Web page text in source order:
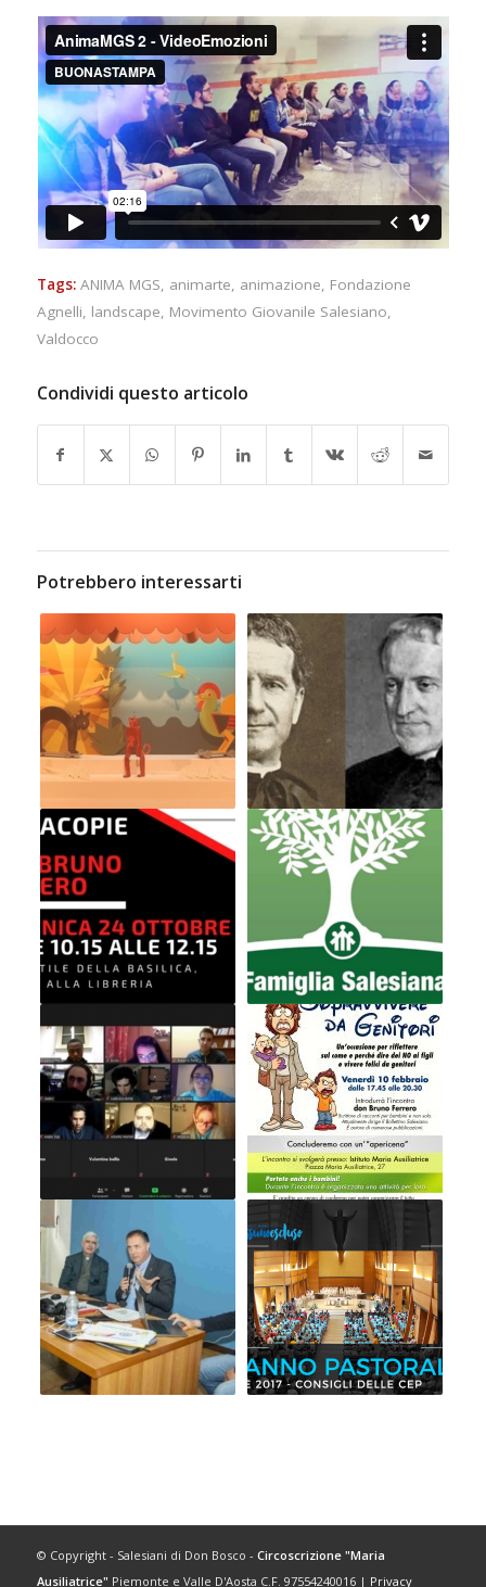
Tags: ANIMA MGS, animarte, animazione, Fondazione
Agnelli, landscape, Movimento Giovanile Salesiano,
Valdocco
Condividi questo articolo
Potrebbero interessarti
© Copyright - Salesiani di Don Bosco - Circoscrizione "Maria
Ausiliatrice" Piemonte e Valle D'Aosta C.F. 97554240016 | Privacy